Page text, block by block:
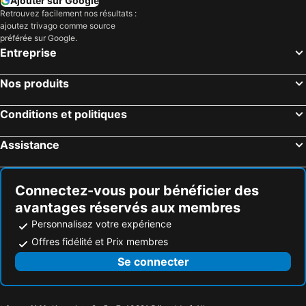
Orford, Québec Hôtels
Plattsburgh, New York Hôtels
Panama City Beach, Floride Hôtels
Gulf Shores, Alabama Hôtels
New York, New York Hôtels
Honolulu, Hawaii Hôtels
Retrouvez facilement nos résultats :
ajoutez trivago comme source
préférée sur Google.
Entreprise
Nos produits
Conditions et politiques
Assistance
Connectez-vous pour bénéficier des
avantages réservés aux membres
Personnalisez votre expérience
Offres fidélité et Prix membres
Se connecter